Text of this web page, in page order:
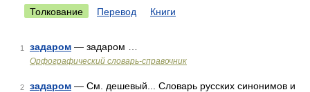
Толкование Перевод Книги
1 задаром — задаром …
Орфографический словарь-справочник
2 задаром — См. дешевый... Словарь русских синонимов и